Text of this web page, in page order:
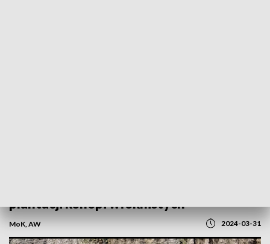
plantacji konopi włóknistych
MoK, AW 2024-03-31